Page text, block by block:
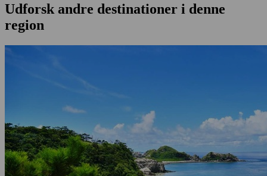
Udforsk andre destinationer i denne
region